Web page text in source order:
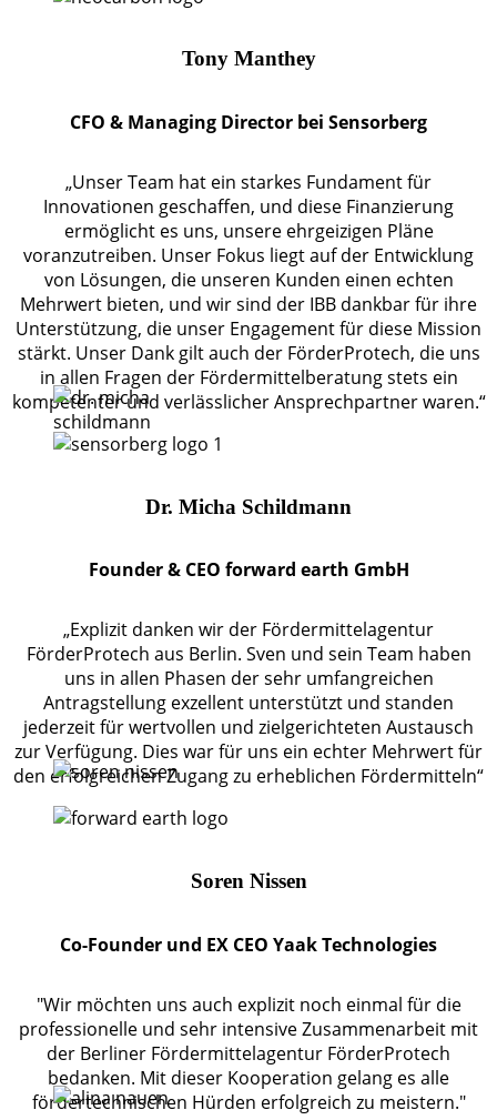
Tony Manthey
CFO & Managing Director bei Sensorberg
„Unser Team hat ein starkes Fundament für
Innovationen geschaffen, und diese Finanzierung
ermöglicht es uns, unsere ehrgeizigen Pläne
voranzutreiben. Unser Fokus liegt auf der Entwicklung
von Lösungen, die unseren Kunden einen echten
Mehrwert bieten, und wir sind der IBB dankbar für ihre
Unterstützung, die unser Engagement für diese Mission
stärkt. Unser Dank gilt auch der FörderProtech, die uns
in allen Fragen der Fördermittelberatung stets ein
kompetenter und verlässlicher Ansprechpartner waren.“
Dr. Micha Schildmann
Founder & CEO forward earth GmbH
„Explizit danken wir der Fördermittelagentur
FörderProtech aus Berlin. Sven und sein Team haben
uns in allen Phasen der sehr umfangreichen
Antragstellung exzellent unterstützt und standen
jederzeit für wertvollen und zielgerichteten Austausch
zur Verfügung. Dies war für uns ein echter Mehrwert für
den erfolgreichen Zugang zu erheblichen Fördermitteln“
Soren Nissen
Co-Founder und EX CEO Yaak Technologies
"Wir möchten uns auch explizit noch einmal für die
professionelle und sehr intensive Zusammenarbeit mit
der Berliner Fördermittelagentur FörderProtech
bedanken. Mit dieser Kooperation gelang es alle
fördertechnischen Hürden erfolgreich zu meistern."